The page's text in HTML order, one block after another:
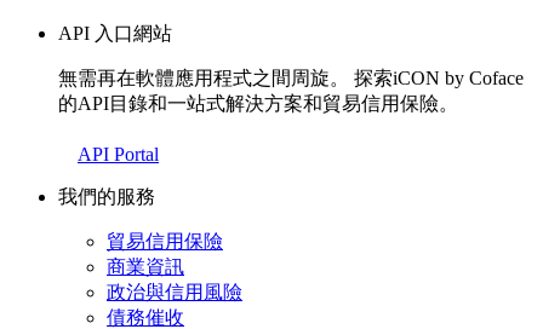
API 入口網站
無需再在軟體應用程式之間周旋。 探索iCON by Coface
的API目錄和一站式解決方案和貿易信用保險。
API Portal
我們的服務
貿易信用保險
商業資訊
政治與信用風險
債務催收